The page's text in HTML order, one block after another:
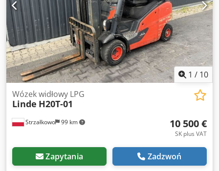
1 / 10
Strzałkowo 99 km
Wózek widłowy LPG
Linde H20T-01
10 500 €
SK plus VAT
Zapytania Zadzwoń